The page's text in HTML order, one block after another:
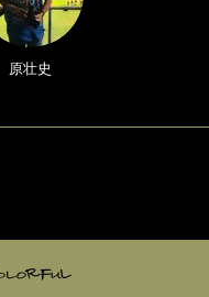
原壮史